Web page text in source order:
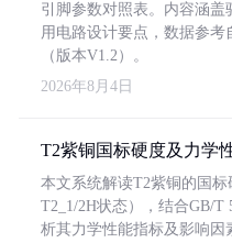
引脚参数对照表。内容涵
用电路设计要点，数据参
（版本V1.2）。
2026年8月4日
T2紫铜国标硬度及力学
本文系统解读T2紫铜的国
T2_1/2H状态），结合GB/T
析其力学性能指标及影响因